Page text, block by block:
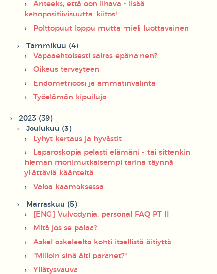
Anteeks, että oon lihava - lisää
kehopositiivisuutta, kiitos!
Polttopuut loppu mutta mieli luottavainen
Tammikuu (4)
Vapaaehtoisesti sairas epänainen?
Oikeus terveyteen
Endometrioosi ja ammatinvalinta
Työelämän kipuiluja
2023 (39)
Joulukuu (3)
Lyhyt kertaus ja hyvästit
Laparoskopia pelasti elämäni - tai sittenkin
hieman monimutkaisempi tarina täynnä
yllättäviä käänteitä
Valoa kaamoksessa
Marraskuu (5)
[ENG] Vulvodynia, personal FAQ PT II
Mitä jos se palaa?
Askel askeleelta kohti itsellistä äitiyttä
"Milloin sinä äiti paranet?"
Yllätysvauva